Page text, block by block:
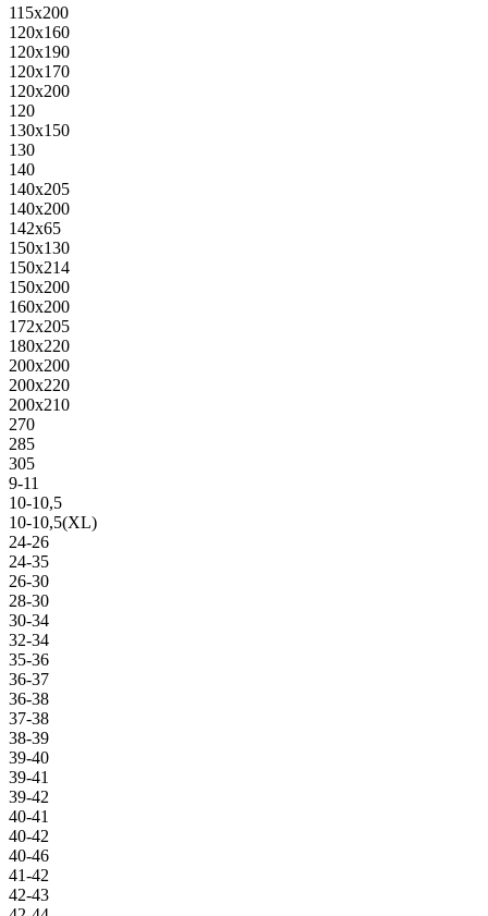
115х200
120х160
120х190
120х170
120х200
120
130х150
130
140
140х205
140х200
142х65
150х130
150х214
150х200
160х200
172х205
180х220
200х200
200х220
200х210
270
285
305
9-11
10-10,5
10-10,5(XL)
24-26
24-35
26-30
28-30
30-34
32-34
35-36
36-37
36-38
37-38
38-39
39-40
39-41
39-42
40-41
40-42
40-46
41-42
42-43